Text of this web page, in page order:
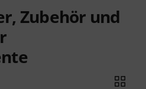
Zubehör und